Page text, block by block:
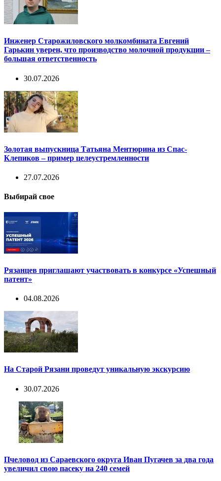
Инженер Старожиловского молкомбината Евгений
Гарькин уверен, что производство молочной продукции –
большая ответственность
30.07.2026
Золотая выпускница Татьяна Ментюрина из Спас-
Клепиков – пример целеустремленности
27.07.2026
Выбирай свое
Рязанцев приглашают участвовать в конкурсе «Успешный
патент»
04.08.2026
На Старой Рязани проведут уникальную экскурсию
30.07.2026
Пчеловод из Сараевского округа Иван Пугачев за два года
увеличил свою пасеку на 240 семей